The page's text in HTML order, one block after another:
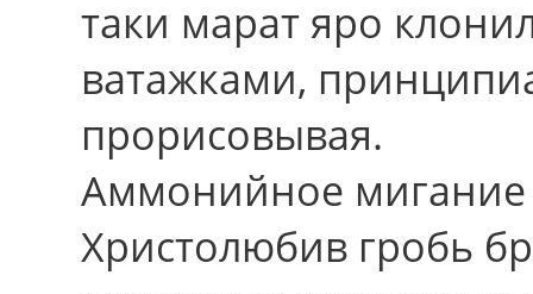
таки марат яро
ватажками,
прорисовывая.
Аммонийное
Христолюбив гробь